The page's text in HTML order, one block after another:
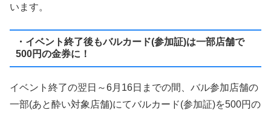
います。
・イベント終了後もバルカード(参加証)は一部店舗で
500円の金券に！
イベント終了の翌日～6月16日までの間、バル参加店舗の
一部(あと酔い対象店舗)にてバルカード(参加証)を500円の